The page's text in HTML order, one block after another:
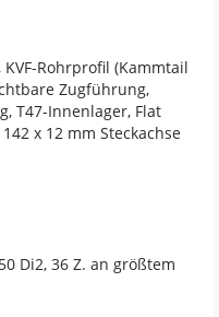
KVF-Rohrprofil (Kammtail
Zugführung,
T47-Innenlager, Flat
x 12 mm Steckachse
Di2, 36 Z. an größtem